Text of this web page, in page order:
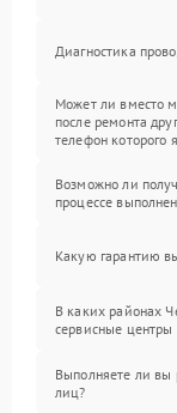
Диагностика
Может ли вместо
после ремонта
телефон которого
Возможно ли
процессе
Какую гарантию
В каких районах
сервисные центры
Выполняете ли вы
лиц?